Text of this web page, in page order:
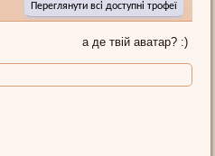
Переглянути всі доступні трофеї
а де твій аватар? :)